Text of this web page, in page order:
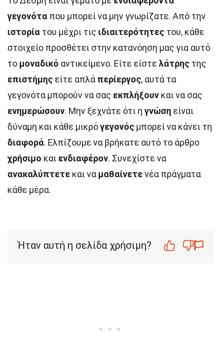
γεγονότα που μπορεί να μην γνωρίζατε. Από την
ιστορία του μέχρι τις ιδιαιτερότητες του, κάθε
στοιχείο προσθέτει στην κατανόηση μας για αυτό
το μοναδικό αντικείμενο. Είτε είστε λάτρης της
επιστήμης είτε απλά περίεργος, αυτά τα
γεγονότα μπορούν να σας εκπλήξουν και να σας
ενημερώσουν. Μην ξεχνάτε ότι η γνώση είναι
δύναμη και κάθε μικρόγεγονός μπορεί να κάνει τη
διαφορά. Ελπίζουμε να βρήκατε αυτό το άρθρο
χρήσιμο και ενδιαφέρον. Συνεχίστε να
ανακαλύπτετε και να μαθαίνετενέα πράγματα
κάθε μέρα.
Ήταν αυτή η σελίδα χρήσιμη?